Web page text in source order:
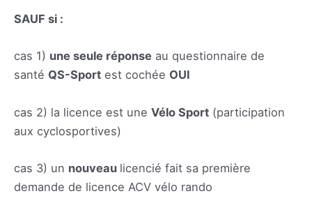
SAUF si :
cas 1) une seule réponse au questionnaire de
santé QS-Sport est cochée OUI
cas 2) la licence est une Vélo Sport (participation
aux cyclosportives)
cas 3) un nouveau licencié fait sa première
demande de licence ACV vélo rando